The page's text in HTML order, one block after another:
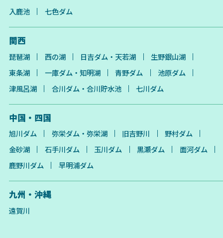
入鹿池 七色ダム
関西
琵琶湖 西の湖 日吉ダム・天若湖
生野銀山湖
東条湖
一庫ダム・知明湖 青野ダム
池原ダム
津風呂湖
合川ダム・合川貯水池 七川ダム
中国・四国
旭川ダム 弥栄ダム・弥栄湖 旧吉野川
野村ダム
金砂湖
石手川ダム 玉川ダム 黒瀬ダム
面河ダム
鹿野川ダム
早明浦ダム
九州・沖縄
遠賀川